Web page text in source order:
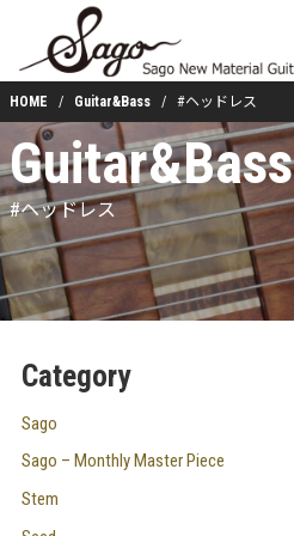
HOME Guitar&Bass #ヘッドレス
Guitar&Bass
#ヘッドレス
Category
Sago
Sago – Monthly Master Piece
Stem